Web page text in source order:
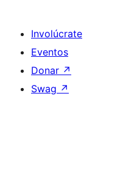
Involúcrate
Eventos
Donar ↗
Swag ↗